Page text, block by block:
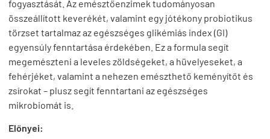
fogyasztását. Az emésztőenzimek tudományosan
összeállított keverékét, valamint egy jótékony probiotikus
törzset tartalmaz az egészséges glikémiás index (GI)
egyensúly fenntartása érdekében. Ez a formula segít
megemészteni a leveles zöldségeket, a hüvelyeseket, a
fehérjéket, valamint a nehezen emészthető keményítőt és
zsírokat – plusz segít fenntartani az egészséges
mikrobiomát is.
Előnyei: